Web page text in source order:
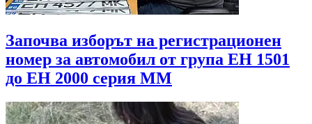
Започва изборът на регистрационен
номер за автомобил от група ЕН 1501
до EH 2000 серия MМ